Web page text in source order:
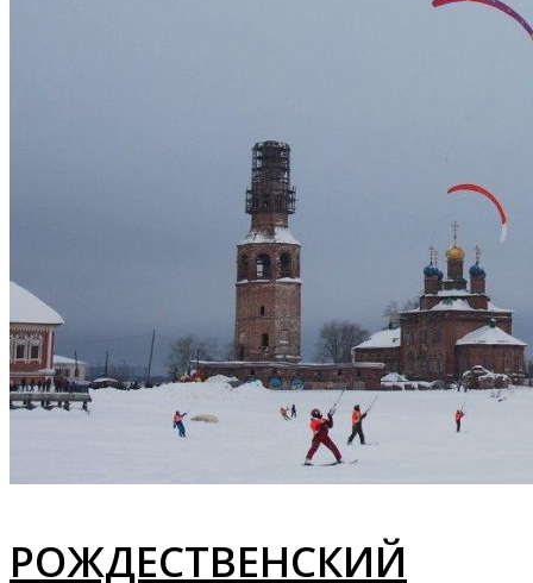
РОЖДЕСТВЕНСКИЙ